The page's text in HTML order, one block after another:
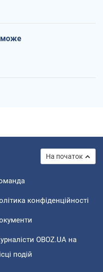
може
На початок
конфіденційності
OBOZ.UA на
подій